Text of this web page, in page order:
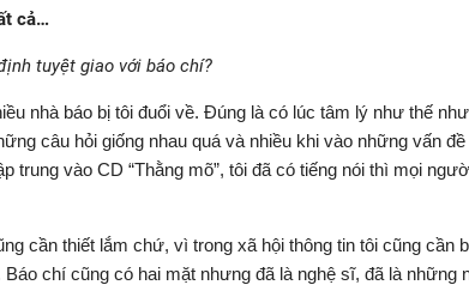
cả…
tuyệt giao với báo chí?
nhà báo bị tôi đuổi về. Đúng là có lúc tâm lý như thế
câu hỏi giống nhau quá và nhiều khi vào những vấn
trung vào CD “Thằng mõ”, tôi đã có tiếng nói thì mọi
cần thiết lắm chứ, vì trong xã hội thông tin tôi cũng cần
Báo chí cũng có hai mặt nhưng đã là nghệ sĩ, đã là những